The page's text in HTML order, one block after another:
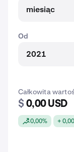
miesiąc
Od
2021
Całkowita
$ 0,00 USD
0,00% +